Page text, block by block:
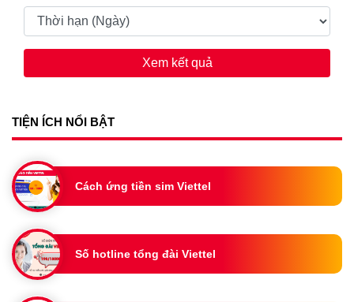
Xem kết quả
TIỆN ÍCH NỔI BẬT
Cách ứng tiền sim Viettel
Số hotline tổng đài Viettel